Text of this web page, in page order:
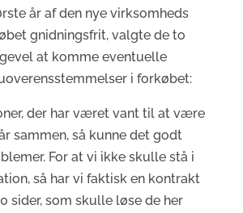
år af den nye virksomheds
gnidningsfrit, valgte de to
at komme eventuelle
i forkøbet:
der har været vant til at være
sammen, så kunne det godt
For at vi ikke skulle stå i
så har vi faktisk en kontrakt
sider, som skulle løse de her